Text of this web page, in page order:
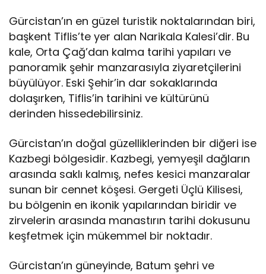
Gürcistan’ın en güzel turistik noktalarından biri,
başkent Tiflis’te yer alan Narikala Kalesi’dir. Bu
kale, Orta Çağ’dan kalma tarihi yapıları ve
panoramik şehir manzarasıyla ziyaretçilerini
büyülüyor. Eski Şehir’in dar sokaklarında
dolaşırken, Tiflis’in tarihini ve kültürünü
derinden hissedebilirsiniz.
Gürcistan’ın doğal güzelliklerinden bir diğeri ise
Kazbegi bölgesidir. Kazbegi, yemyeşil dağların
arasında saklı kalmış, nefes kesici manzaralar
sunan bir cennet köşesi. Gergeti Üçlü Kilisesi,
bu bölgenin en ikonik yapılarından biridir ve
zirvelerin arasında manastırın tarihi dokusunu
keşfetmek için mükemmel bir noktadır.
Gürcistan’ın güneyinde, Batum şehri ve